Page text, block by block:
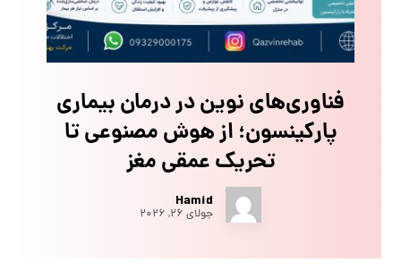
فناوری‌های نوین در درمان بیماری
پارکینسون؛ از هوش مصنوعی تا
تحریک عمقی مغز
Hamid
جولای ۲۶, ۲۰۲۶